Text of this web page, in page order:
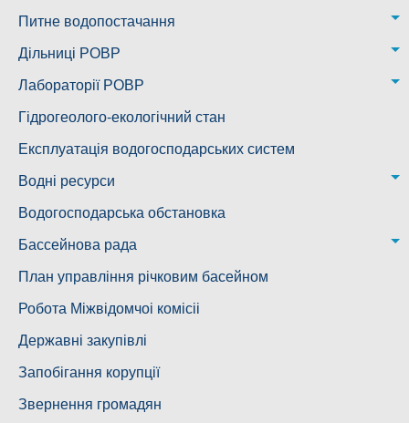
Питне водопостачання
м. Миколаїв
Казанківська ТГ
Дільниці РОВР
Новоодеська дільниця – водогін № 1,2
Воскресенська дільниця – водогін № 3
Ковалівська дільниця
Новобузька дільниця
Снігурівська дільниця
Дільниця з обслуговування насосного обладнання та
водоочисних установок
Лабораторії РОВР
Лабораторія моніторингу вод
Лабораторія питного водопостачання
Гідрогеолого-екологічний стан
Експлуатація водогосподарських систем
Водні ресурси
Режими роботи водних об’єктів
Водогосподарська обстановка
Бассейнова рада
Басейнова рада Південного Бугу
Басейнова рада нижнього Дніпра
Басейнова рада річок Причорномор'я
План управління річковим басейном
Робота Міжвідомчоі комісіі
Державні закупівлі
Запобігання корупції
Звернення громадян